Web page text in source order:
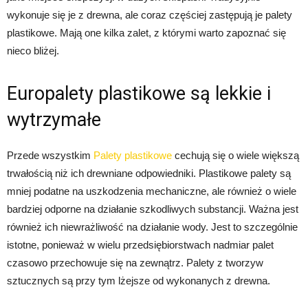
wykonuje się je z drewna, ale coraz częściej zastępują je palety
plastikowe. Mają one kilka zalet, z którymi warto zapoznać się
nieco bliżej.
Europalety plastikowe są lekkie i
wytrzymałe
Przede wszystkim Palety plastikowe cechują się o wiele większą
trwałością niż ich drewniane odpowiedniki. Plastikowe palety są
mniej podatne na uszkodzenia mechaniczne, ale również o wiele
bardziej odporne na działanie szkodliwych substancji. Ważna jest
również ich niewrażliwość na działanie wody. Jest to szczególnie
istotne, ponieważ w wielu przedsiębiorstwach nadmiar palet
czasowo przechowuje się na zewnątrz. Palety z tworzyw
sztucznych są przy tym lżejsze od wykonanych z drewna.